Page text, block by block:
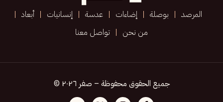
المرصد بوصلة إضاءات عدسة إنسانيات
أبعاد
من نحن
تواصل معنا
جميع الحقوق محفوظة – صفر ٢٠٢٦ ©